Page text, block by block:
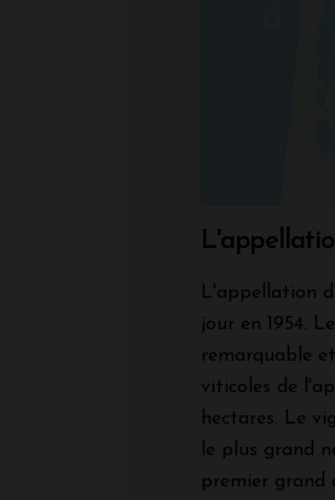
L'appellation
jour en 1954.
remarquable
viticoles de
hectares. Le
le plus grand
premier grand